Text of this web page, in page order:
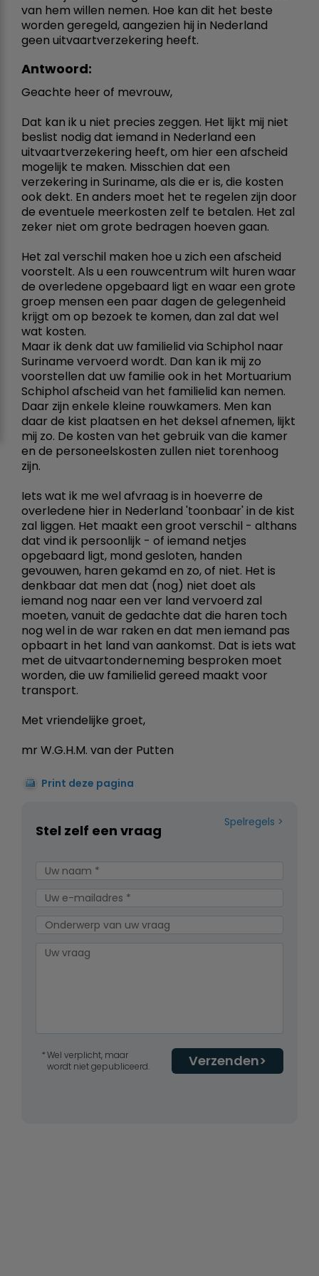
van hem willen nemen. Hoe kan dit het beste
worden geregeld, aangezien hij in Nederland
geen uitvaartverzekering heeft.
Antwoord:
Geachte heer of mevrouw,
Dat kan ik u niet precies zeggen. Het lijkt mij niet
beslist nodig dat iemand in Nederland een
uitvaartverzekering heeft, om hier een afscheid
mogelijk te maken. Misschien dat een
verzekering in Suriname, als die er is, die kosten
ook dekt. En anders moet het te regelen zijn door
de eventuele meerkosten zelf te betalen. Het zal
zeker niet om grote bedragen hoeven gaan.
Het zal verschil maken hoe u zich een afscheid
voorstelt. Als u een rouwcentrum wilt huren waar
de overledene opgebaard ligt en waar een grote
groep mensen een paar dagen de gelegenheid
krijgt om op bezoek te komen, dan zal dat wel
wat kosten.
Maar ik denk dat uw familielid via Schiphol naar
Suriname vervoerd wordt. Dan kan ik mij zo
voorstellen dat uw familie ook in het Mortuarium
Schiphol afscheid van het familielid kan nemen.
Daar zijn enkele kleine rouwkamers. Men kan
daar de kist plaatsen en het deksel afnemen, lijkt
mij zo. De kosten van het gebruik van die kamer
en de personeelskosten zullen niet torenhoog
zijn.
Iets wat ik me wel afvraag is in hoeverre de
overledene hier in Nederland 'toonbaar' in de kist
zal liggen. Het maakt een groot verschil - althans
dat vind ik persoonlijk - of iemand netjes
opgebaard ligt, mond gesloten, handen
gevouwen, haren gekamd en zo, of niet. Het is
denkbaar dat men dat (nog) niet doet als
iemand nog naar een ver land vervoerd zal
moeten, vanuit de gedachte dat die haren toch
nog wel in de war raken en dat men iemand pas
opbaart in het land van aankomst. Dat is iets wat
met de uitvaartonderneming besproken moet
worden, die uw familielid gereed maakt voor
transport.
Met vriendelijke groet,
mr W.G.H.M. van der Putten
Print deze pagina
Spelregels
Stel zelf een vraag
Verzenden
Wel verplicht, maar
wordt niet gepubliceerd.